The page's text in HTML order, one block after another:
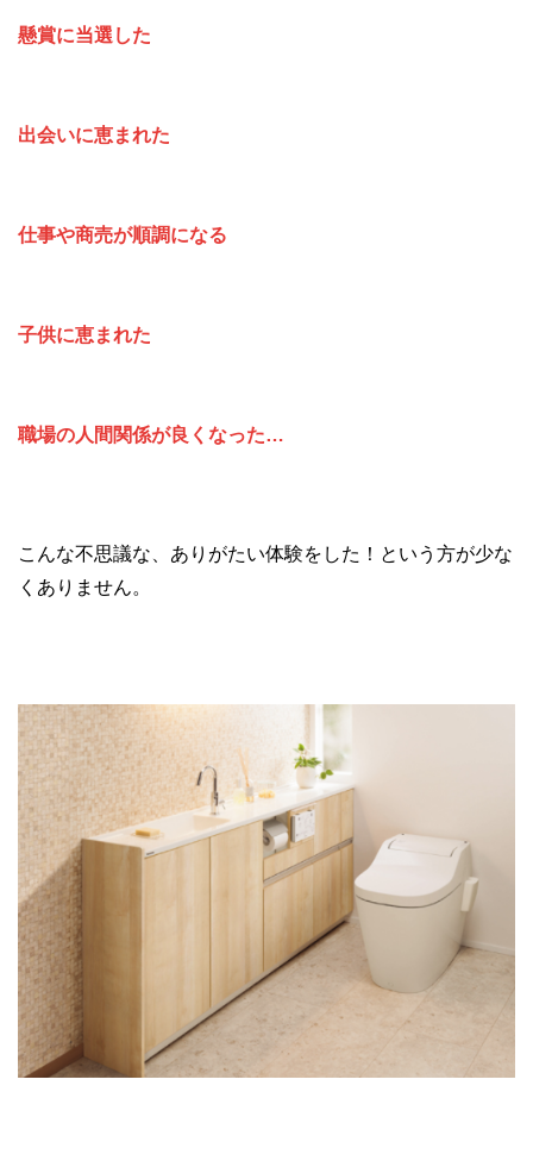
懸賞に当選した
出会いに恵まれた
仕事や商売が順調になる
子供に恵まれた
職場の人間関係が良くなった…
こんな不思議な、ありがたい体験をした！という方が少な
くありません。